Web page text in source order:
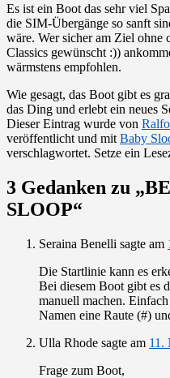
Es ist ein Boot das sehr viel
die SIM-Übergänge so sanft
wäre. Wer sicher am Ziel ohne
Classics gewünscht :))
wärmstens empfohlen.
Wie gesagt, das Boot gibt es
das Ding und erlebt ein neues
Dieser Eintrag wurde von
veröffentlicht und mit Baby
verschlagwortet. Setze ein
3 Gedanken zu „
SLOOP“
Seraina Benelli sagte am
Die Startlinie kann es
Bei diesem Boot gibt es
manuell machen.
Namen eine Raute (#)
Ulla Rhode sagte am 11.
Frage zum Boot,